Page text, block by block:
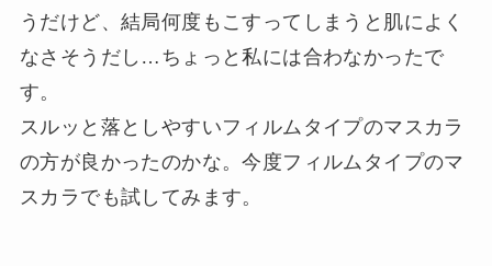
うだけど、結局何度もこすってしまうと肌によく
なさそうだし…ちょっと私には合わなかったで
す。
スルッと落としやすいフィルムタイプのマスカラ
の方が良かったのかな。今度フィルムタイプのマ
スカラでも試してみます。